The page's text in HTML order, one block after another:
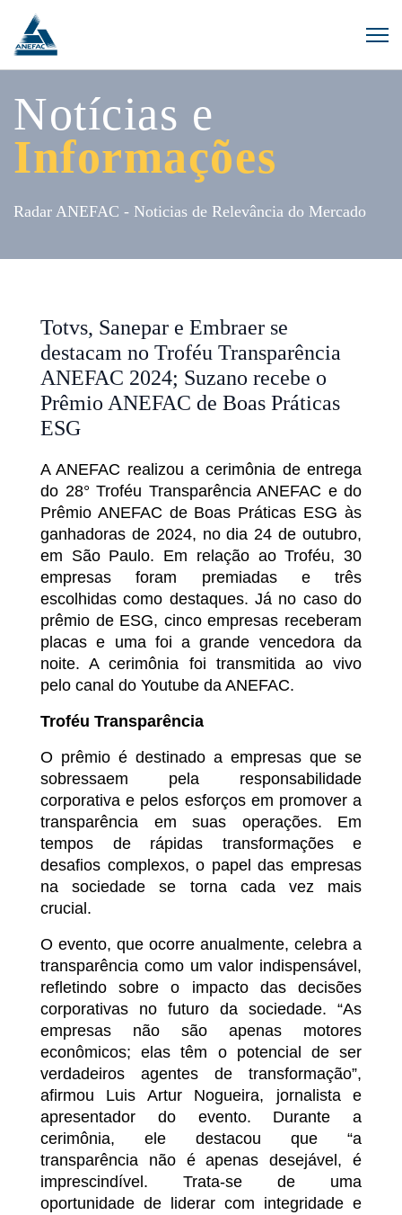
Notícias e
Informações
Radar ANEFAC - Noticias de Relevância do Mercado
Totvs, Sanepar e Embraer se
destacam no Troféu Transparência
ANEFAC 2024; Suzano recebe o
Prêmio ANEFAC de Boas Práticas
ESG
A ANEFAC realizou a cerimônia de entrega
do 28° Troféu Transparência ANEFAC e do
Prêmio ANEFAC de Boas Práticas ESG às
ganhadoras de 2024, no dia 24 de outubro,
em São Paulo. Em relação ao Troféu, 30
empresas foram premiadas e três
escolhidas como destaques. Já no caso do
prêmio de ESG, cinco empresas receberam
placas e uma foi a grande vencedora da
noite. A cerimônia foi transmitida ao vivo
pelo canal do Youtube da ANEFAC.
Troféu Transparência
O prêmio é destinado a empresas que se
sobressaem pela responsabilidade
corporativa e pelos esforços em promover a
transparência em suas operações. Em
tempos de rápidas transformações e
desafios complexos, o papel das empresas
na sociedade se torna cada vez mais
crucial.
O evento, que ocorre anualmente, celebra a
transparência como um valor indispensável,
refletindo sobre o impacto das decisões
corporativas no futuro da sociedade. “As
empresas não são apenas motores
econômicos; elas têm o potencial de ser
verdadeiros agentes de transformação”,
afirmou Luis Artur Nogueira, jornalista e
apresentador do evento. Durante a
cerimônia, ele destacou que “a
transparência não é apenas desejável, é
imprescindível. Trata-se de uma
oportunidade de liderar com integridade e